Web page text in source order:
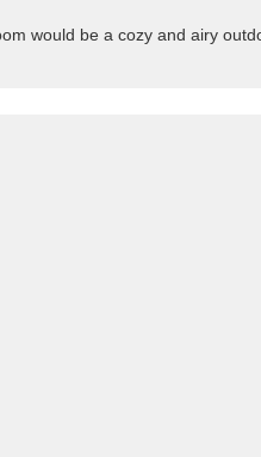
would be a cozy and airy